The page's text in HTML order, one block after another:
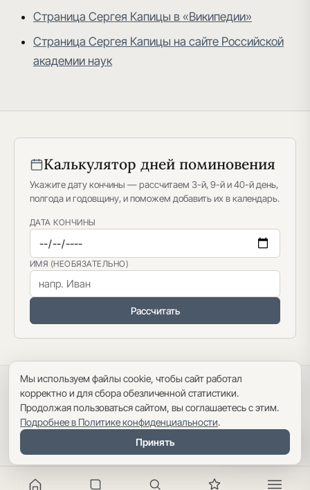
Страница Сергея Капицы в «Википедии»
Страница Сергея Капицы на сайте Российской
академии наук
Калькулятор дней поминовения
Укажите дату кончины — рассчитаем 3-й, 9-й и 40-й день,
полгода и годовщину, и поможем добавить их в календарь.
ДАТА КОНЧИНЫ
ИМЯ (НЕОБЯЗАТЕЛЬНО)
Рассчитать
Политика конфиденциальности Пользовательское соглашение
Карта сайта
Мы используем файлы cookie, чтобы сайт работал
корректно и для сбора обезличенной статистики.
Продолжая пользоваться сайтом, вы соглашаетесь с этим.
Подробнее в Политике конфиденциальности.
Принять